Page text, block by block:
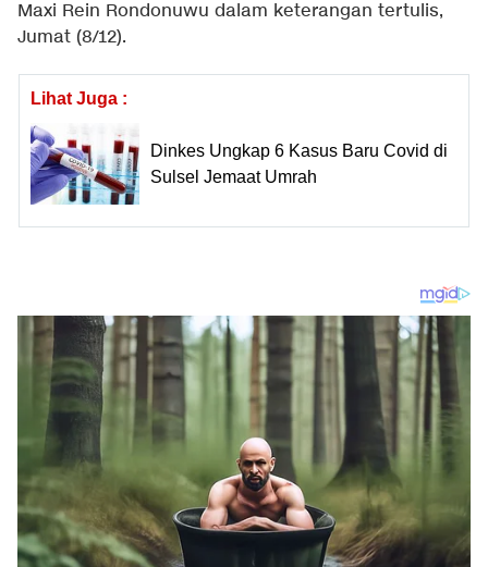
Maxi Rein Rondonuwu dalam keterangan tertulis,
Jumat (8/12).
Lihat Juga :
Dinkes Ungkap 6 Kasus Baru Covid di
Sulsel Jemaat Umrah